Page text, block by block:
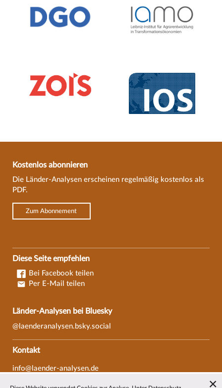
Kostenlos abonnieren
Die Länder-Analysen erscheinen regelmäßig kostenlos als
PDF.
Zum Abonnement
Diese Seite empfehlen
Bei Facebook teilen
Per E-Mail teilen
Länder-Analysen bei Bluesky
@laenderanalysen.bsky.social
Kontakt
info@laender-analysen.de